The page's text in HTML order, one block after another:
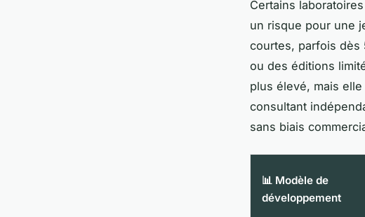
Certains
un risque pour une
courtes, parfois dès
ou des éditions
plus élevé, mais elle
consultant
sans biais
📊 Modèle de
développement